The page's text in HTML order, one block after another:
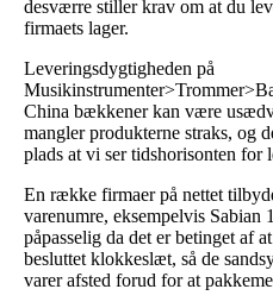
desværre stiller krav om at du
firmaets lager.
Leveringsdygtigheden på
China bækkener kan være
mangler produkterne straks, og
plads at vi ser tidshorisonten for
En række firmaer på nettet
varenumre, eksempelvis
påpasselig da det er betinget af
besluttet klokkeslæt, så de
varer afsted forud for at